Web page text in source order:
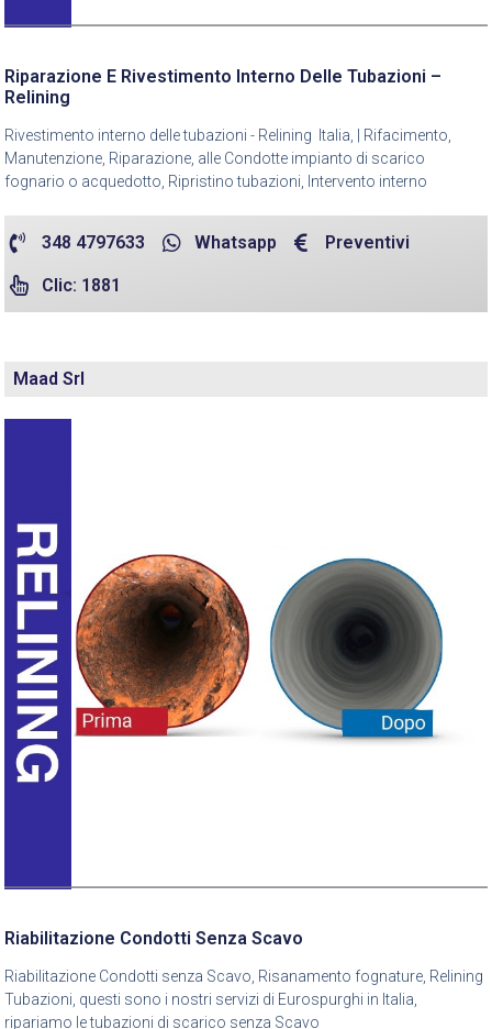
Riparazione E Rivestimento Interno Delle Tubazioni –
Relining
Rivestimento interno delle tubazioni - Relining Italia, | Rifacimento,
Manutenzione, Riparazione, alle Condotte impianto di scarico
fognario o acquedotto, Ripristino tubazioni, Intervento interno
348 4797633 Whatsapp Preventivi
Clic: 1881
Maad Srl
Riabilitazione Condotti Senza Scavo
Riabilitazione Condotti senza Scavo, Risanamento fognature, Relining
Tubazioni, questi sono i nostri servizi di Eurospurghi in Italia,
ripariamo le tubazioni di scarico senza Scavo